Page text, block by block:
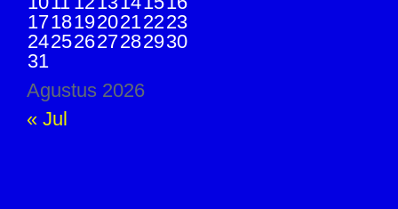
Agustus 2026
17181920212223
24252627282930
31
« Jul